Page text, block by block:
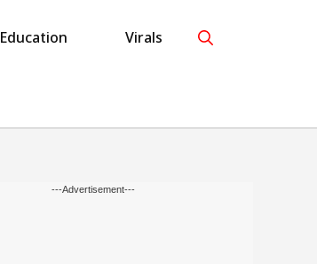
Education Virals
---Advertisement---